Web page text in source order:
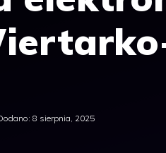
8 sierpnia, 2025